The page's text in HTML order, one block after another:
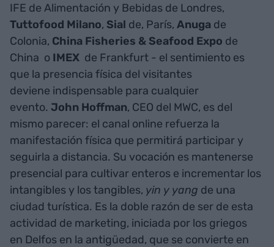
IFE de Alimentación y Bebidas de Londres,
Tuttofood Milano, Sial de, París, Anuga de
Colonia, China Fisheries & Seafood Expo de
China o IMEX de Frankfurt - el sentimiento es
que la presencia física del visitantes
deviene indispensable para cualquier
evento. John Hoffman, CEO del MWC, es del
mismo parecer: el canal online refuerza la
manifestación física que permitirá participar y
seguirla a distancia. Su vocación es mantenerse
presencial para cultivar enteros e incrementar los
intangibles y los tangibles, yin y yang de una
ciudad turística. Es la doble razón de ser de esta
actividad de marketing, iniciada por los griegos
en Delfos en la antigüedad, que se convierte en